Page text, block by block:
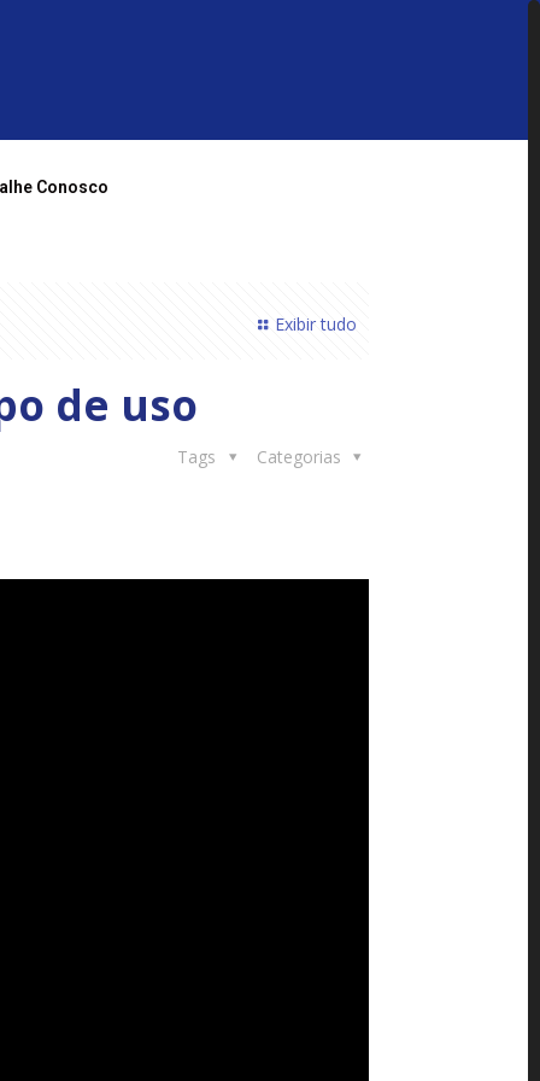
Conosco
Exibir tudo
de uso
Categorias
Tags